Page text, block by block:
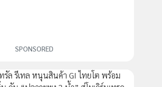
SPONSORED